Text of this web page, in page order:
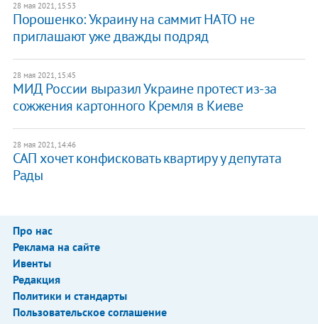
28 мая 2021, 15:53
Порошенко: Украину на саммит НАТО не
приглашают уже дважды подряд
28 мая 2021, 15:45
МИД России выразил Украине протест из-за
сожжения картонного Кремля в Киеве
28 мая 2021, 14:46
САП хочет конфисковать квартиру у депутата
Рады
Про нас
Реклама на сайте
Ивенты
Редакция
Политики и стандарты
Пользовательское соглашение